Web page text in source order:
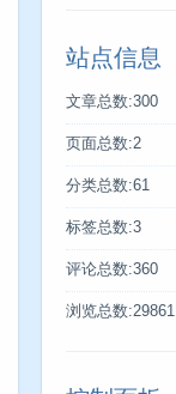
站点信息
文章总数:300
页面总数:2
分类总数:61
标签总数:3
评论总数:360
浏览总数